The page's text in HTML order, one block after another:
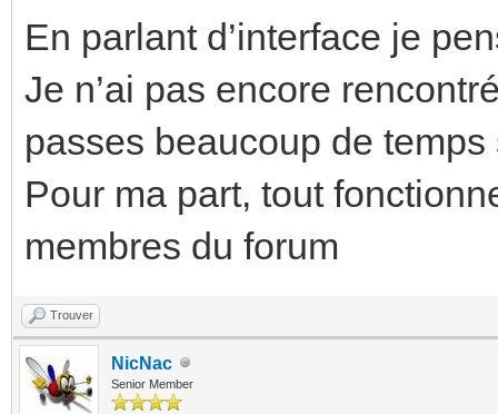
En parlant d’interface je
Je n’ai pas encore
passes beaucoup de temps
Pour ma part, tout
membres du forum
Trouver
NicNac
Senior Member